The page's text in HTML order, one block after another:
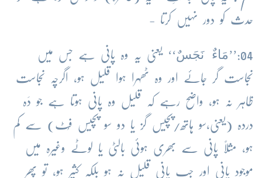
حدث کو دور نہیں کرتا -
04:’’ مَاءٌ نَجَسٌ‘‘ یعنی یہ وہ پانی ہے جس میں
نجاست گر جائے اور وہ ٹھہرا ہوا قلیل ہو، اگرچہ نجاست
ظاہر نہ ہو، واضح رہے کہ قلیل وہ پانی ہوتا ہے جو دَہ
دردہ (یعنی،سو ہاتھ/پچیس گز یا دو سو پچیس فُٹ) سے کم
ہو، مثلاً پانی سے بھری ہوئی بالٹی یا لوٹے وغیرہ میں
موجود پانی اور جب پانی قلیل نہ ہو بلکہ کثیر ہو، تو پھر